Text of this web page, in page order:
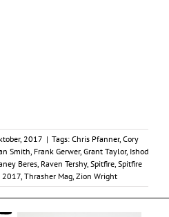
2017 | Tags: Chris Pfanner, Cory
Smith Frank Gerwer, Grant Taylor, Ishod
Beres, Raven Tershy, Spitfire, Spitfire
2017 Thrasher Mag Zion Wright